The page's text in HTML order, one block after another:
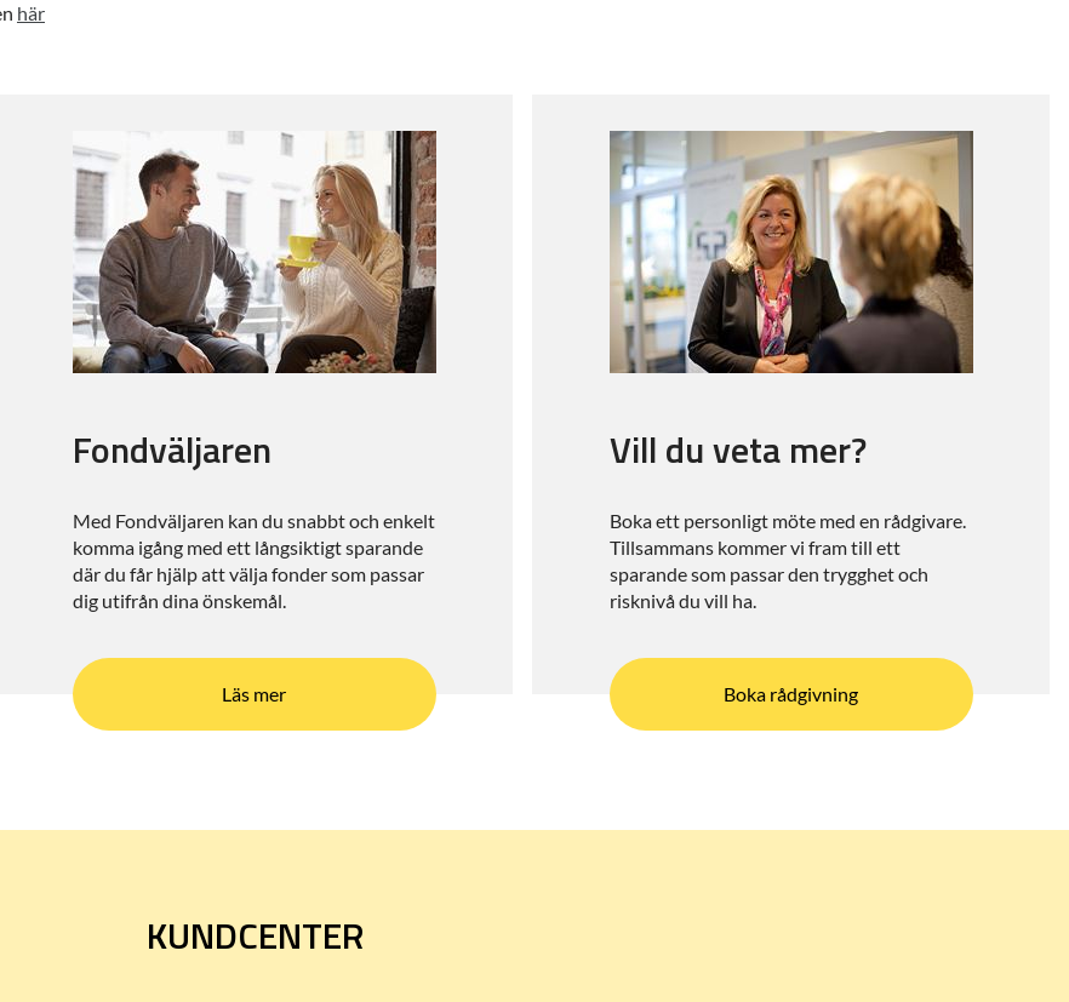
här
Fondväljaren
Med Fondväljaren kan du snabbt och enkelt
komma igång med ett långsiktigt sparande
där du får hjälp att välja fonder som passar
dig utifrån dina önskemål.
Läs mer
Vill du veta mer?
Boka ett personligt möte med en rådgivare.
Tillsammans kommer vi fram till ett
sparande som passar den trygghet och
risknivå du vill ha.
Boka rådgivning
KUNDCENTER